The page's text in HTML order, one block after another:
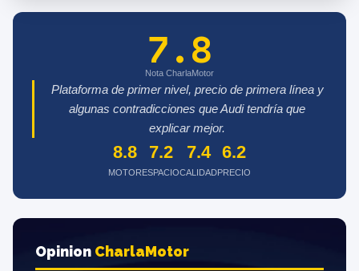
7.8
Nota CharlaMotor
Plataforma de primer nivel, precio de primera línea y
algunas contradicciones que Audi tendría que
explicar mejor.
8.8
MOTOR
7.2
ESPACIO
7.4
CALIDAD
6.2
PRECIO
Opinion CharlaMotor